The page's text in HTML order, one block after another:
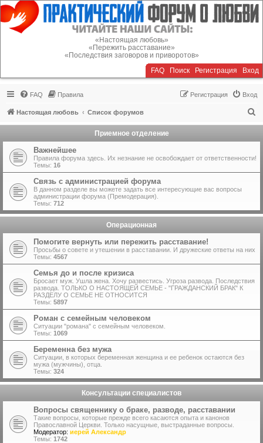
Регистрация
«Настоящая любовь»
«Пережить расставание»
«Последствия заговоров и приворотов»
FAQ Поиск Регистрация Вход
FAQ Правила Вход
Регистрация
Настоящая любовь Список форумов
о
Приемное отделение
Важнейшее
Правила форума здесь. Их незнание не освобождает от ответственности!
Темы: 16
Связь с администрацией форума
В данном разделе вы можете задать все интересующие вас вопросы
администрации форума (Премодерация).
Темы: 712
Операционная
Помогите вернуть или пережить расставание!
Просьбы о совете и утешении в расставании. И дружеские ответы на них
Темы: 4567
Семья до и после кризиса
Бросает муж. Ушла жена. Хочу развестись. Угроза развода. Последствия
развода. ТОЛЬКО О НАСТОЯЩЕЙ СЕМЬЕ - "ГРАЖДАНСКИЙ БРАК" К
РАЗДЕЛУ О СЕМЬЕ НЕ ОТНОСИТСЯ
Темы: 5897
Роман с семейным человеком
Ситуации "романа" с семейным человеком.
Темы: 1069
Беременна без мужа
Ситуации, в которых беременная женщина и ее ребенок остаются без
мужа (мужчины), отца.
Темы: 324
Консультации специалистов
Вопросы священнику о браке, разводе, расставании
Такие вопросы, которые прежде всего касаются опыта и канонов
Православной Церкви. Только насущные, выстраданные вопросы.
Модератор: иерей Александр
Темы: 1742